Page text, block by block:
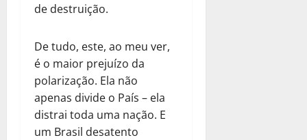
de destruição.
De tudo, este, ao meu ver,
é o maior prejuízo da
polarização. Ela não
apenas divide o País – ela
distrai toda uma nação. E
um Brasil desatento